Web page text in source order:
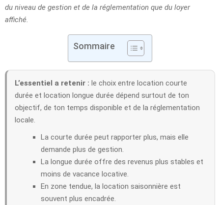
du niveau de gestion et de la réglementation que du loyer
affiché.
Sommaire
L’essentiel a retenir : le choix entre location courte
durée et location longue durée dépend surtout de ton
objectif, de ton temps disponible et de la réglementation
locale.
La courte durée peut rapporter plus, mais elle
demande plus de gestion.
La longue durée offre des revenus plus stables et
moins de vacance locative.
En zone tendue, la location saisonnière est
souvent plus encadrée.